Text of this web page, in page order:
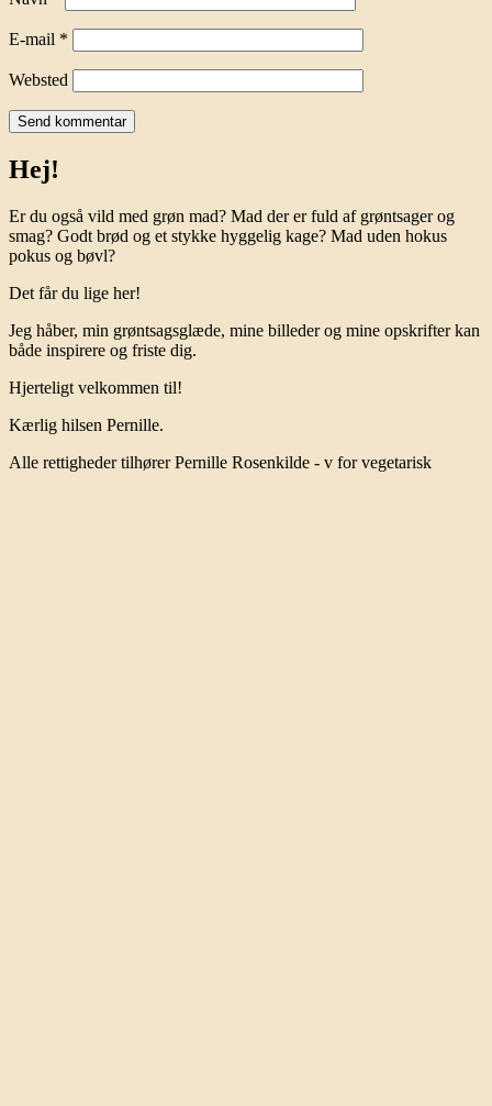
E-mail *
Websted
Hej!
Er du også vild med grøn mad? Mad der er fuld af grøntsager og
smag? Godt brød og et stykke hyggelig kage? Mad uden hokus
pokus og bøvl?
Det får du lige her!
Jeg håber, min grøntsagsglæde, mine billeder og mine opskrifter kan
både inspirere og friste dig.
Hjerteligt velkommen til!
Kærlig hilsen Pernille.
Alle rettigheder tilhører Pernille Rosenkilde - v for vegetarisk